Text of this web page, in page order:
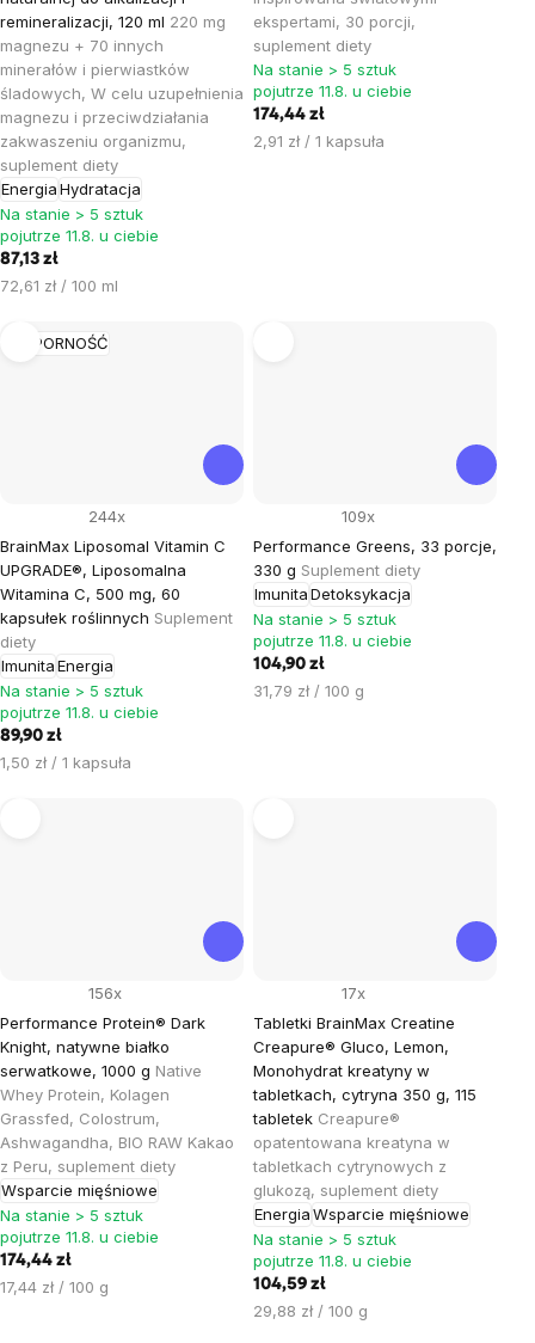
remineralizacji, 120 ml 220 mg
magnezu + 70 innych
minerałów i pierwiastków
śladowych, W celu uzupełnienia
magnezu i przeciwdziałania
zakwaszeniu organizmu,
suplement diety
EnergiaHydratacja
Na stanie > 5 sztuk
pojutrze 11.8. u ciebie
87,13 zł
Cena
72,61 zł / 100 ml
ekspertami, 30 porcji,
suplement diety
Na stanie > 5 sztuk
pojutrze 11.8. u ciebie
174,44 zł
Cena
2,91 zł / 1 kapsuła
ODPORNOŚĆ
BrainMax Liposomal Vitamin C
UPGRADE®, Liposomalna
Witamina C, 500 mg, 60
kapsułek roślinnych Suplement
diety
ImunitaEnergia
244x
Na stanie > 5 sztuk
pojutrze 11.8. u ciebie
89,90 zł
Cena
1,50 zł / 1 kapsuła
Performance Greens, 33 porcje,
330 g Suplement diety
ImunitaDetoksykacja
109x
Na stanie > 5 sztuk
pojutrze 11.8. u ciebie
104,90 zł
Cena
31,79 zł / 100 g
Performance Protein® Dark
Knight, natywne białko
serwatkowe, 1000 g Native
Whey Protein, Kolagen
Grassfed, Colostrum,
Ashwagandha, BIO RAW Kakao
z Peru, suplement diety
Wsparcie mięśniowe
156x
Na stanie > 5 sztuk
pojutrze 11.8. u ciebie
174,44 zł
Cena
17,44 zł / 100 g
Tabletki BrainMax Creatine
Creapure® Gluco, Lemon,
Monohydrat kreatyny w
tabletkach, cytryna 350 g, 115
tabletek Creapure®
opatentowana kreatyna w
tabletkach cytrynowych z
glukozą, suplement diety
EnergiaWsparcie mięśniowe
17x
Na stanie > 5 sztuk
pojutrze 11.8. u ciebie
104,59 zł
Cena
29,88 zł / 100 g